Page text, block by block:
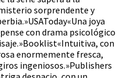
sorprendente y
joya
con drama psicológico
con
enormemente fresca,
ingeniosos.»Publishers